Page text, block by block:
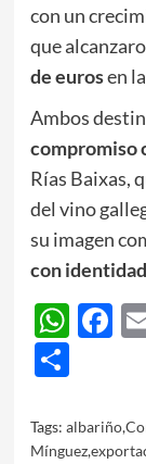
con un
que
de eurosen
Ambos
compromiso
Rías Baixas,
del vino
su imagen
con
Share
Tags: albariño,
Mínguez,